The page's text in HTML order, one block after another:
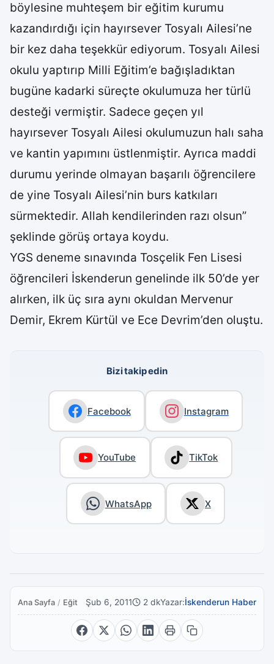
böylesine muhteşem bir eğitim kurumu
kazandırdığı için hayırsever Tosyalı Ailesi’ne
bir kez daha teşekkür ediyorum. Tosyalı Ailesi
okulu yaptırıp Milli Eğitim’e bağışladıktan
bugüne kadarki süreçte okulumuza her türlü
desteği vermiştir. Sadece geçen yıl
hayırsever Tosyalı Ailesi okulumuzun halı saha
ve kantin yapımını üstlenmiştir. Ayrıca maddi
durumu yerinde olmayan başarılı öğrencilere
de yine Tosyalı Ailesi’nin burs katkıları
sürmektedir. Allah kendilerinden razı olsun”
şeklinde görüş ortaya koydu.
YGS deneme sınavında Tosçelik Fen Lisesi
öğrencileri İskenderun genelinde ilk 50’de yer
alırken, ilk üç sıra aynı okuldan Mervenur
Demir, Ekrem Kürtül ve Ece Devrim’den oluştu.
Bizi takip edin
Facebook Instagram
YouTube TikTok
WhatsApp X
Ana Sayfa / Eğitim Şub 6, 2011 2 dkYazar:İskenderun Haber